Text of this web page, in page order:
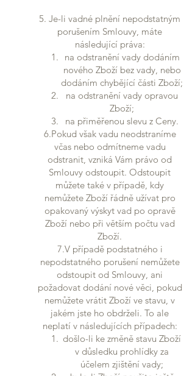
5. Je-li vadné plnění nepodstatným
porušením Smlouvy, máte
následující práva:
na odstranění vady dodáním
nového Zboží bez vady, nebo
dodáním chybějící části Zboží;
na odstranění vady opravou
Zboží;
na přiměřenou slevu z Ceny.
6.Pokud však vadu neodstraníme
včas nebo odmítneme vadu
odstranit, vzniká Vám právo od
Smlouvy odstoupit. Odstoupit
můžete také v případě, kdy
nemůžete Zboží řádně užívat pro
opakovaný výskyt vad po opravě
Zboží nebo při větším počtu vad
Zboží.
7.V případě podstatného i
nepodstatného porušení nemůžete
odstoupit od Smlouvy, ani
požadovat dodání nové věci, pokud
nemůžete vrátit Zboží ve stavu, v
jakém jste ho obdrželi. To ale
neplatí v následujících případech:
došlo-li ke změně stavu Zboží
v důsledku prohlídky za
účelem zjištění vady;